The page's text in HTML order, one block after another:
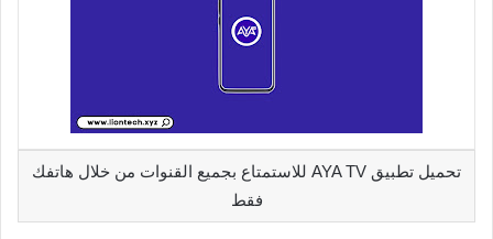
تحميل تطبيق AYA TV للاستمتاع بجميع القنوات من خلال هاتفك
فقط